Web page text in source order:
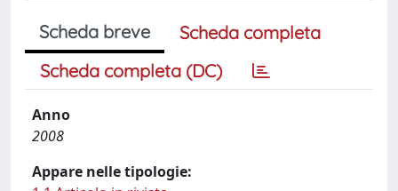
Scheda breve
Scheda completa
Scheda completa (DC)
Anno
2008
Appare nelle tipologie: